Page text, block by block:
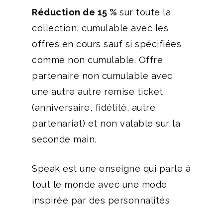
Réduction de 15 % sur toute la
collection, cumulable avec les
offres en cours sauf si spécifiées
comme non cumulable. Offre
partenaire non cumulable avec
une autre autre remise ticket
(anniversaire, fidélité, autre
partenariat) et non valable sur la
seconde main.
Speak est une enseigne qui parle à
tout le monde avec une mode
inspirée par des personnalités